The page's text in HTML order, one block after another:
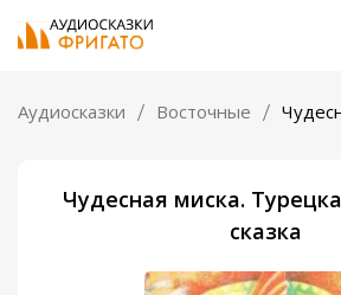
Аудиосказки Восточные
Чудесная миска.
сказка